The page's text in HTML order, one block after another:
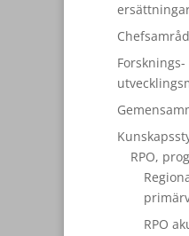
Chefsamråd
Forsknings-
RPO,
RPO